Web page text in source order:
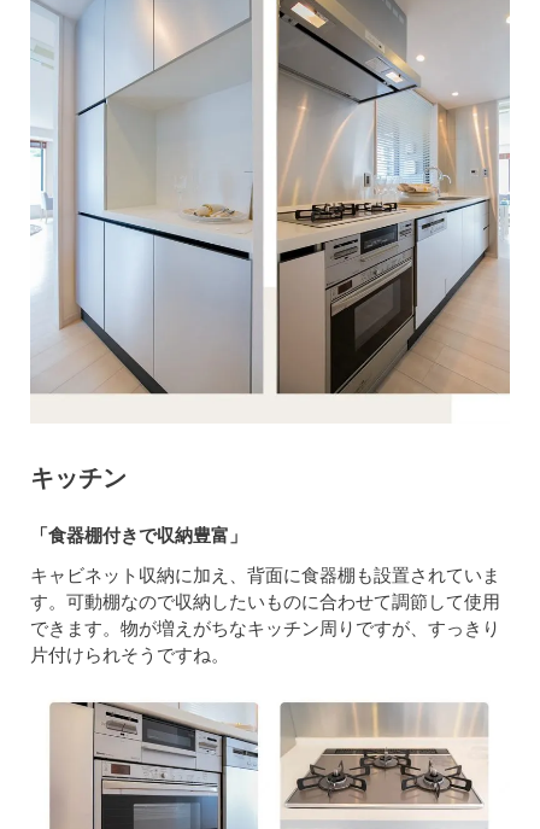
キッチン
「食器棚付きで収納豊富」
キャビネット収納に加え、背面に食器棚も設置されていま
す。可動棚なので収納したいものに合わせて調節して使用
できます。物が増えがちなキッチン周りですが、すっきり
片付けられそうですね。